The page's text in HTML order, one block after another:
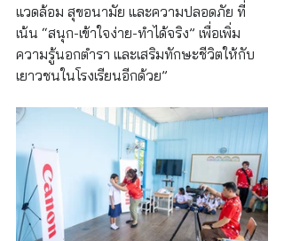
แวดล้อม สุขอนามัย และความปลอดภัย ที่
เน้น “สนุก-เข้าใจง่าย-ทำได้จริง” เพื่อเพิ่ม
ความรู้นอกตำรา และเสริมทักษะชีวิตให้กับ
เยาวชนในโรงเรียนอีกด้วย”